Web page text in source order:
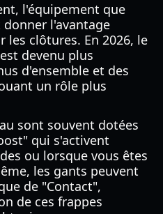
l'équipement que
l'avantage
les clôtures. En 2026, le
devenu plus
d'ensemble et des
un rôle plus
sont souvent dotées
qui s'activent
ou lorsque vous êtes
les gants peuvent
de "Contact",
de ces frappes